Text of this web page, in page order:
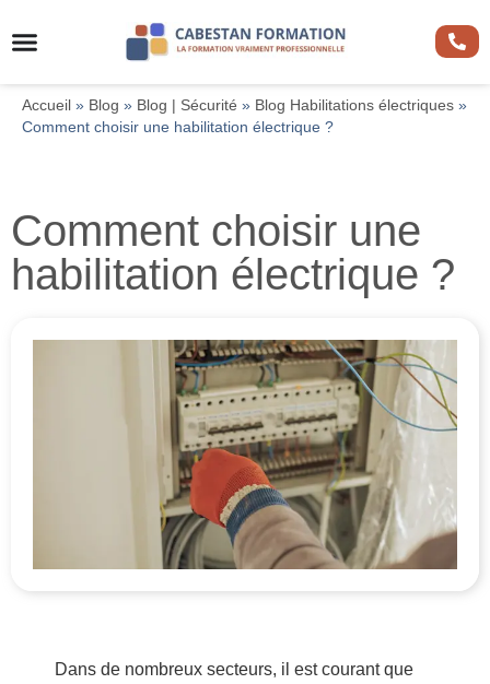
Accueil » Blog » Blog | Sécurité » Blog Habilitations électriques »
Comment choisir une habilitation électrique ?
Comment choisir une
habilitation électrique ?
Dans de nombreux secteurs, il est courant que